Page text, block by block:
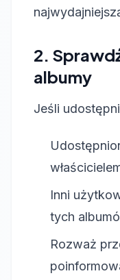
2.
albumy
Jeśli
Inni
tych
Rozważ